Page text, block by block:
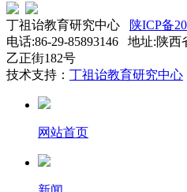
丁祖诒教育研究中心
陕ICP备
电话:86-29-85893146 地址:陕
乙正街182号
技术支持： 丁祖诒教育研究中心
网站首页